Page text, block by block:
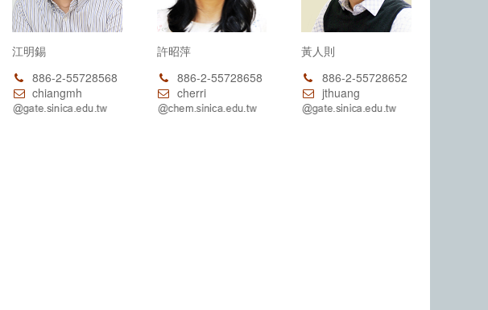
江明錫
886-2-55728568
chiangmh
許昭萍
886-2-55728658
cherri
黃人則
886-2-55728652
jthuang